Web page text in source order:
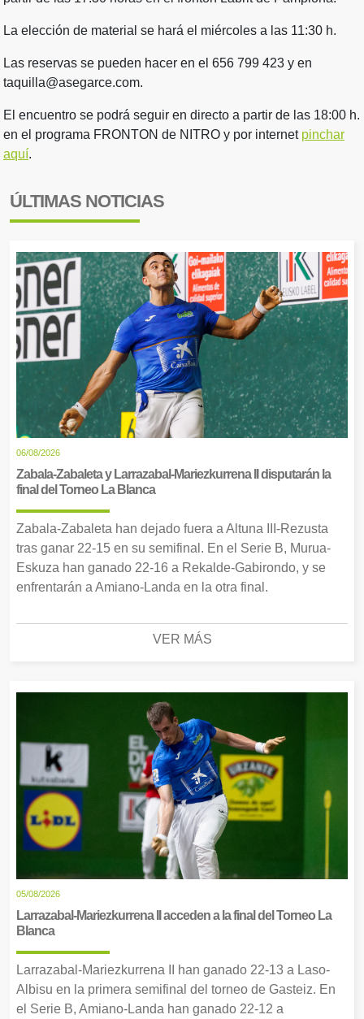
La elección de material se hará el miércoles a las 11:30 h.
Las reservas se pueden hacer en el 656 799 423 y en
taquilla@asegarce.com.
El encuentro se podrá seguir en directo a partir de las 18:00 h.
en el programa FRONTON de NITRO y por internet pinchar
aquí.
ÚLTIMAS NOTICIAS
06/08/2026
Zabala-Zabaleta y Larrazabal-Mariezkurrena II disputarán la
final del Torneo La Blanca
Zabala-Zabaleta han dejado fuera a Altuna III-Rezusta
tras ganar 22-15 en su semifinal. En el Serie B, Murua-
Eskuza han ganado 22-16 a Rekalde-Gabirondo, y se
enfrentarán a Amiano-Landa en la otra final.
VER MÁS
05/08/2026
Larrazabal-Mariezkurrena II acceden a la final del Torneo La
Blanca
Larrazabal-Mariezkurrena II han ganado 22-13 a Laso-
Albisu en la primera semifinal del torneo de Gasteiz. En
el Serie B, Amiano-Landa han ganado 22-12 a